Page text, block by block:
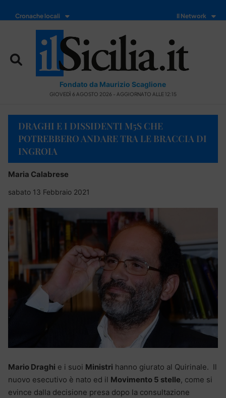
Cronache locali Il Network
Fondato da Maurizio Scaglione
GIOVEDÌ 6 AGOSTO 2026 - AGGIORNATO ALLE 12:15
DRAGHI E I DISSIDENTI M5S CHE
POTREBBERO ANDARE TRA LE BRACCIA DI
INGROIA
Maria Calabrese
sabato 13 Febbraio 2021
Mario Draghi e i suoi Ministri hanno giurato al Quirinale. Il
nuovo esecutivo è nato ed il Movimento 5 stelle, come si
evince dalla decisione presa dopo la consultazione